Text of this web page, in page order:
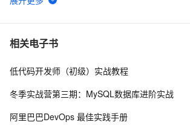
6
【虚拟机数据恢复】VMware虚拟机文件被误
7 VMware的网络配置---bridge，nat和hosts详
8 使用VMware Workstation搭建先电IaaS云平
法
相关电子书
低代码开发师（初级）实战教程
冬季实战营第三期：MySQL数据库进阶实战
阿里巴巴DevOps 最佳实践手册